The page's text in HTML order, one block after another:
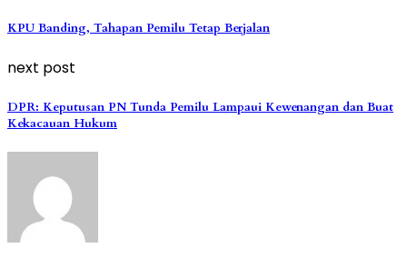
KPU Banding, Tahapan Pemilu Tetap Berjalan
next post
DPR: Keputusan PN Tunda Pemilu Lampaui Kewenangan dan Buat
Kekacauan Hukum